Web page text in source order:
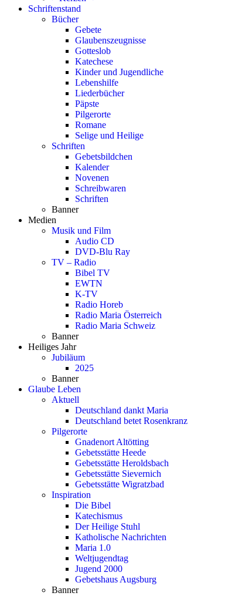
Schriftenstand
Bücher
Gebete
Glaubenszeugnisse
Gotteslob
Katechese
Kinder und Jugendliche
Lebenshilfe
Liederbücher
Päpste
Pilgerorte
Romane
Selige und Heilige
Schriften
Gebetsbildchen
Kalender
Novenen
Schreibwaren
Schriften
Banner
Medien
Musik und Film
Audio CD
DVD-Blu Ray
TV – Radio
Bibel TV
EWTN
K-TV
Radio Horeb
Radio Maria Österreich
Radio Maria Schweiz
Banner
Heiliges Jahr
Jubiläum
2025
Banner
Glaube Leben
Aktuell
Deutschland dankt Maria
Deutschland betet Rosenkranz
Pilgerorte
Gnadenort Altötting
Gebetsstätte Heede
Gebetsstätte Heroldsbach
Gebetsstätte Sievernich
Gebetsstätte Wigratzbad
Inspiration
Die Bibel
Katechismus
Der Heilige Stuhl
Katholische Nachrichten
Maria 1.0
Weltjugendtag
Jugend 2000
Gebetshaus Augsburg
Banner